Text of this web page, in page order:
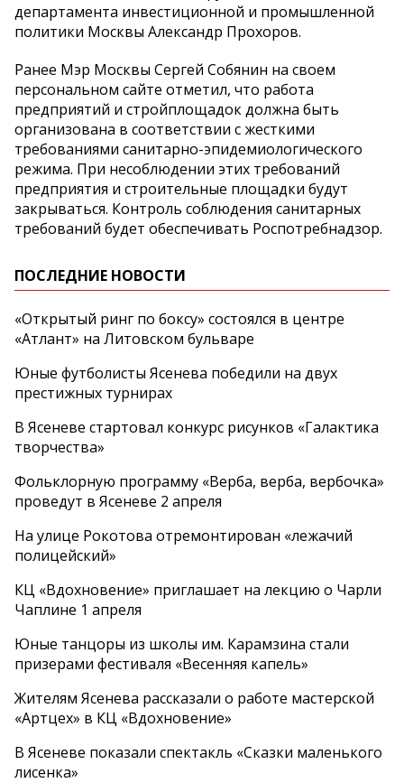
департамента инвестиционной и промышленной
политики Москвы Александр Прохоров.
Ранее Мэр Москвы Сергей Собянин на своем
персональном сайте отметил, что работа
предприятий и стройплощадок должна быть
организована в соответствии с жесткими
требованиями санитарно-эпидемиологического
режима. При несоблюдении этих требований
предприятия и строительные площадки будут
закрываться. Контроль соблюдения санитарных
требований будет обеспечивать Роспотребнадзор.
ПОСЛЕДНИЕ НОВОСТИ
«Открытый ринг по боксу» состоялся в центре
«Атлант» на Литовском бульваре
Юные футболисты Ясенева победили на двух
престижных турнирах
В Ясеневе стартовал конкурс рисунков «Галактика
творчества»
Фольклорную программу «Верба, верба, вербочка»
проведут в Ясеневе 2 апреля
На улице Рокотова отремонтирован «лежачий
полицейский»
КЦ «Вдохновение» приглашает на лекцию о Чарли
Чаплине 1 апреля
Юные танцоры из школы им. Карамзина стали
призерами фестиваля «Весенняя капель»
Жителям Ясенева рассказали о работе мастерской
«Артцех» в КЦ «Вдохновение»
В Ясеневе показали спектакль «Сказки маленького
лисенка»